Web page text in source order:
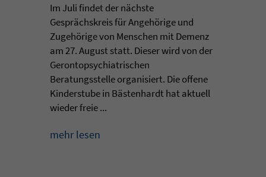
Im Juli findet der nächste
Gesprächskreis für Angehörige und
Zugehörige von Menschen mit Demenz
am 27. August statt. Dieser wird von der
Gerontopsychiatrischen
Beratungsstelle organisiert. Die offene
Kinderstube in Bästenhardt hat aktuell
wieder freie ...
mehr lesen